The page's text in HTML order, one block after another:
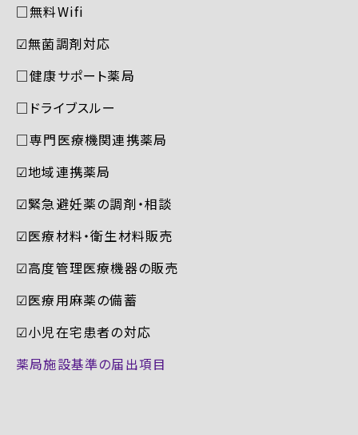
□無料Wifi
☑︎無菌調剤対応
□健康サポート薬局
□ドライブスルー
□専門医療機関連携薬局
☑︎地域連携薬局
☑︎緊急避妊薬の調剤・相談
☑︎医療材料・衛生材料販売
☑︎高度管理医療機器の販売
☑︎医療用麻薬の備蓄
☑︎小児在宅患者の対応
薬局施設基準の届出項目